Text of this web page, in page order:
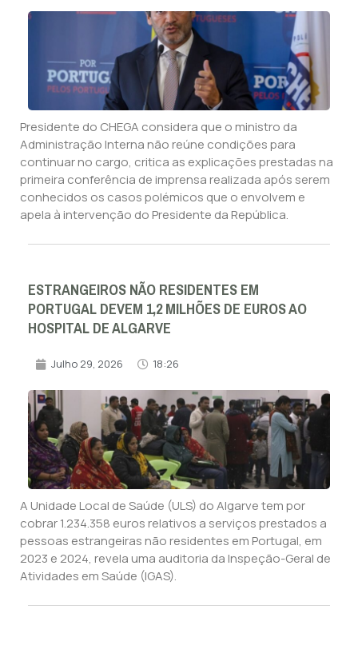
Presidente do CHEGA considera que o ministro da
Administração Interna não reúne condições para
continuar no cargo, critica as explicações prestadas na
primeira conferência de imprensa realizada após serem
conhecidos os casos polémicos que o envolvem e
apela à intervenção do Presidente da República.
ESTRANGEIROS NÃO RESIDENTES EM
PORTUGAL DEVEM 1,2 MILHÕES DE EUROS AO
HOSPITAL DE ALGARVE
Julho 29, 2026 18:26
A Unidade Local de Saúde (ULS) do Algarve tem por
cobrar 1.234.358 euros relativos a serviços prestados a
pessoas estrangeiras não residentes em Portugal, em
2023 e 2024, revela uma auditoria da Inspeção-Geral de
Atividades em Saúde (IGAS).